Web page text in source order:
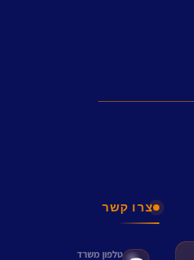
צרו קשר
טלפון משרד